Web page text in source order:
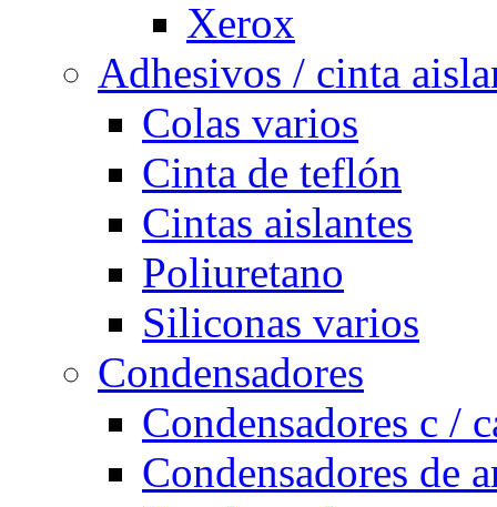
Xerox
Adhesivos / cinta
Colas varios
Cinta de teflón
Cintas aislantes
Poliuretano
Siliconas varios
Condensadores
Condensadores c /
Condensadores de